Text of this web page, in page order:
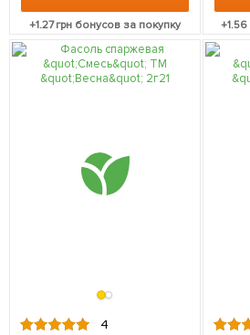
+1.27грн бонусов за покупку +1.56
4